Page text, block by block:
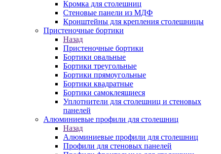
Кромка для столешниц
Стеновые панели из МДФ
Кронштейны для крепления столешницы
Пристеночные бортики
Назад
Пристеночные бортики
Бортики овальные
Бортики треугольные
Бортики прямоугольные
Бортики квадратные
Бортики самоклеящиеся
Уплотнители для столешниц и стеновых
панелей
Алюминиевые профили для столешниц
Назад
Алюминиевые профили для столешниц
Профили для стеновых панелей